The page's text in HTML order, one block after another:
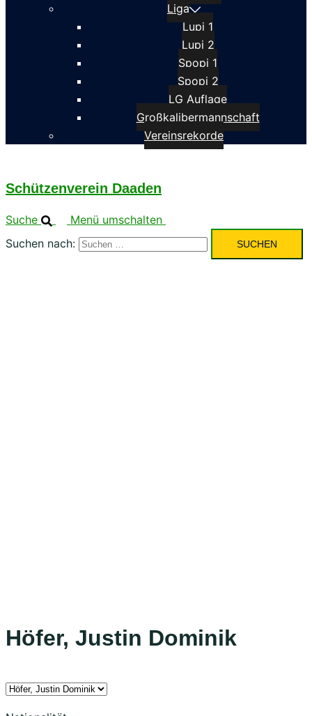
Liga
Lupi 1
Lupi 2
Spopi 1
Spopi 2
LG Auflage
Großkalibermannschaft
Vereinsrekorde
Schützenverein Daaden
Suche
Menü umschalten
Suchen nach:
Höfer, Justin Dominik